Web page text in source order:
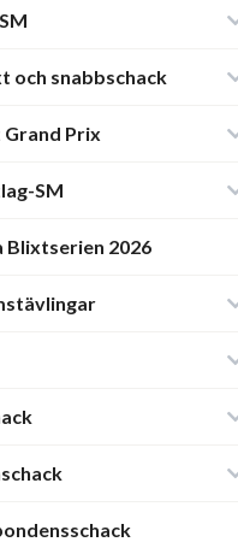
och snabbschack
Prix
SM
Blixtserien 2026